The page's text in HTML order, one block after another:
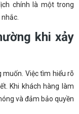
chính là một trong
khi xảy
muốn. Việc tìm hiểu rõ
Khi khách hàng làm
và đảm bảo quyền